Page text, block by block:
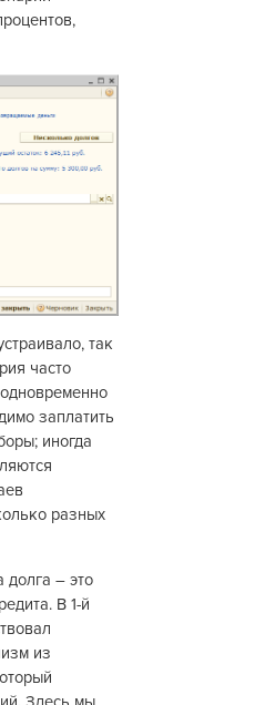
так
часто
заплатить
иногда
разных
долга – это
В 1-й
из